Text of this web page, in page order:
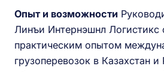
Опыт и возможности
Линъи Интернэшнл Логистикс
практическим опытом
грузоперевозок в Казахстан